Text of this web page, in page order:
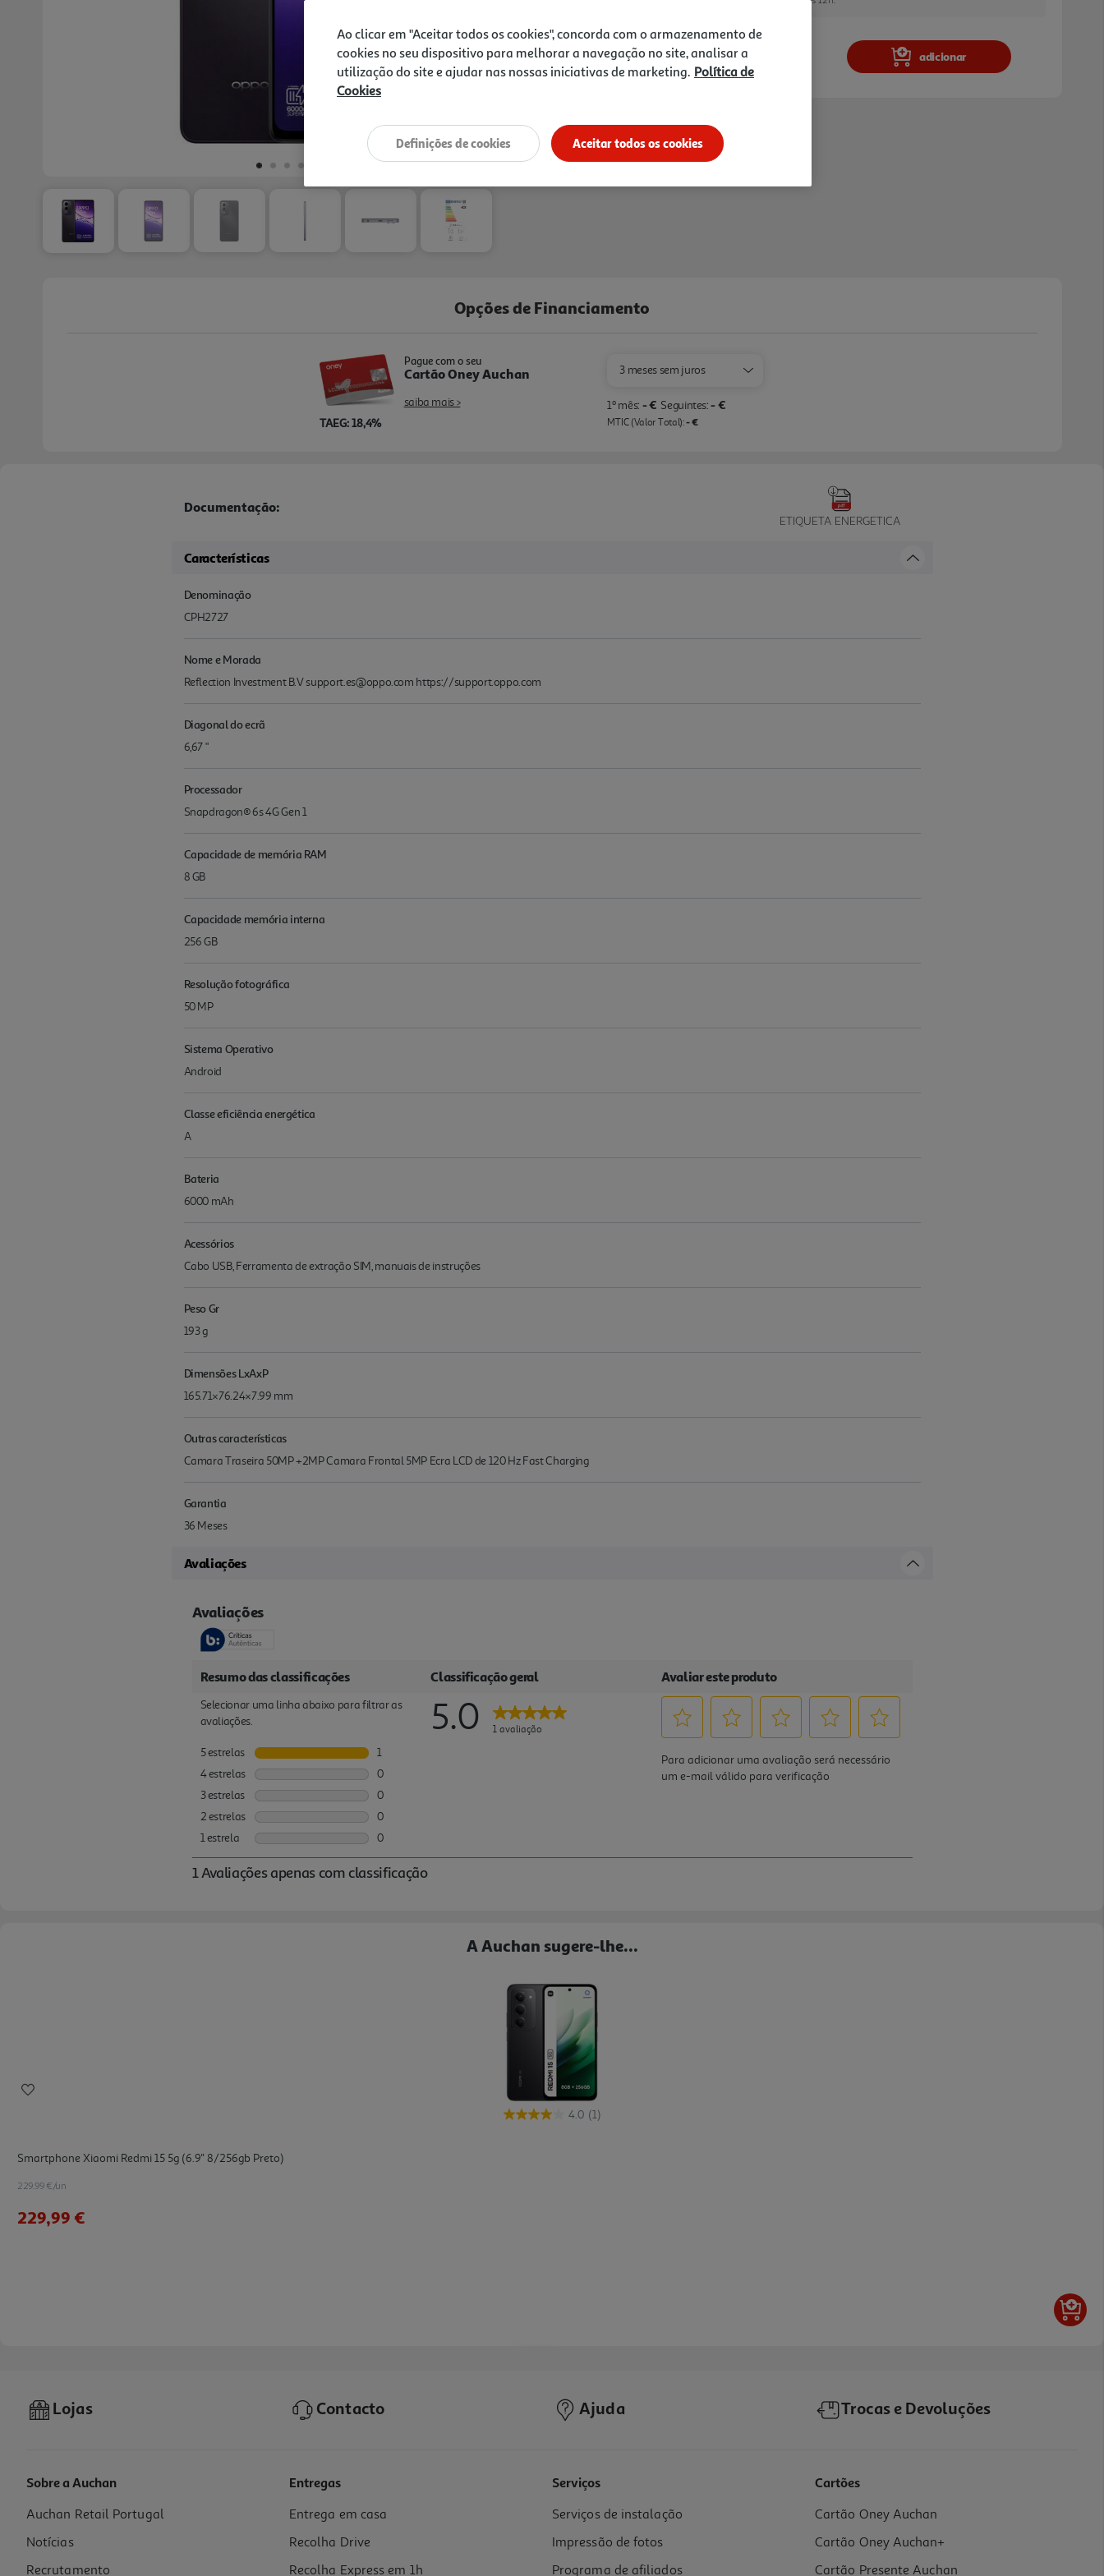
adicionar
Opções de Financiamento
TAEG: 18,4%
Pague com o seu
Cartão Oney Auchan
saiba mais >
3 meses sem juros
1º mês: - € Seguintes: - €
MTIC (Valor Total):- €
Documentação:
ETIQUETA ENERGETICA
Características
Denominação
CPH2727
Nome e Morada
Reflection Investment B.V support.es@oppo.com https://support.oppo.com
Diagonal do ecrã
6,67 "
Processador
Snapdragon® 6s 4G Gen 1
Capacidade de memória RAM
8 GB
Capacidade memória interna
256 GB
Resolução fotográfica
50 MP
Sistema Operativo
Android
Classe eficiência energética
A
Bateria
6000 mAh
Acessórios
Cabo USB, Ferramenta de extração SIM, manuais de instruções
Peso Gr
193 g
Dimensões LxAxP
165.71×76.24×7.99 mm
Outras características
Camara Traseira 50MP +2MP Camara Frontal 5MP Ecra LCD de 120 Hz Fast Charging
Garantia
36 Meses
Avaliações
A Auchan sugere-lhe...
4.0 (1)
Smartphone Xiaomi Redmi 15 5g (6.9'' 8/256gb Preto)
229.99 €/un
229,99 €
Smartphone Oppo A6 Pro 5g Cinza Titânio 8/256
279.99 €/un
Lojas Contacto Ajuda Trocas e Devoluções
Sobre a Auchan
Auchan Retail Portugal
Notícias
Recrutamento
Entregas
Entrega em casa
Recolha Drive
Recolha Express em 1h
Serviços
Serviços de instalação
Impressão de fotos
Programa de afiliados
Cartões
Cartão Oney Auchan
Cartão Oney Auchan+
Cartão Presente Auchan
Ao clicar em "Aceitar todos os cookies", concorda com o armazenamento de
cookies no seu dispositivo para melhorar a navegação no site, analisar a
utilização do site e ajudar nas nossas iniciativas de marketing. Política de
Cookies
Aceitar todos os cookies
Definições de cookies